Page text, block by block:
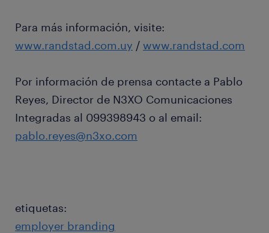
Para más información, visite:
www.randstad.com.uy / www.randstad.com
Por información de prensa contacte a Pablo
Reyes, Director de N3XO Comunicaciones
Integradas al 099398943 o al email:
pablo.reyes@n3xo.com
etiquetas:
employer branding